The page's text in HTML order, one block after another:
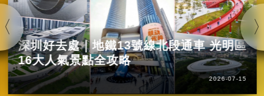
深圳好去處｜地鐵13號線北段通車 光明區
16大人氣景點全攻略
2026-07-15